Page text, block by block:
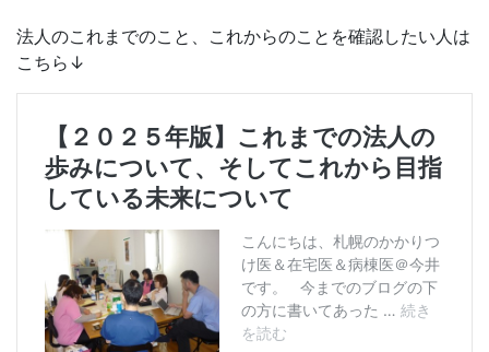
法人のこれまでのこと、これからのことを確認したい人は
こちら↓